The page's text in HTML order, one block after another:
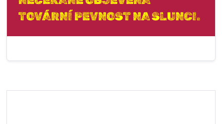
TOVÁRNÍ PEVNOST NA SLUNCI.